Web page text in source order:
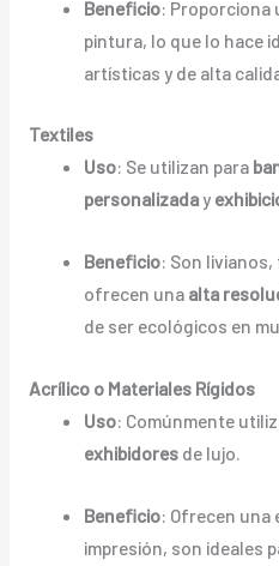
Beneficio: Proporciona
pintura, lo que lo hace
artísticas y de alta
Textiles
Uso: Se utilizan para
personalizaday
Beneficio: Son
ofrecen una alta
de ser ecológicos en
Acrílico o Materiales Rígidos
Uso: Comúnmente
exhibidores de lujo.
Beneficio: Ofrecen una
impresión, son ideales